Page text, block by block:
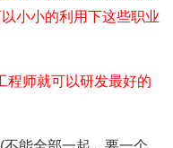
小小的利用下这些职业
程师就可以研发最好的